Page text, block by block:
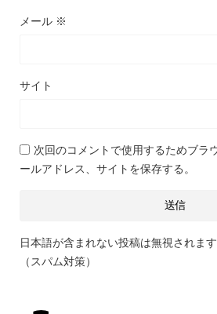
メール ※
サイト
次回のコメントで使用するためブラ
ールアドレス、サイトを保存する。
日本語が含まれない投稿は無視されま
（スパム対策）